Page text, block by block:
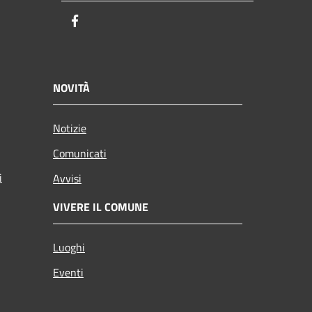
NOVITÀ
Notizie
Comunicati
Avvisi
VIVERE IL COMUNE
Luoghi
Eventi